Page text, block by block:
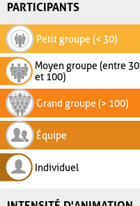
PARTICIPANTS
Petit groupe (< 30)
Moyen groupe (entre 30
et 100)
Grand groupe (> 100)
Équipe
Individuel